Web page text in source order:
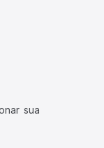
sua